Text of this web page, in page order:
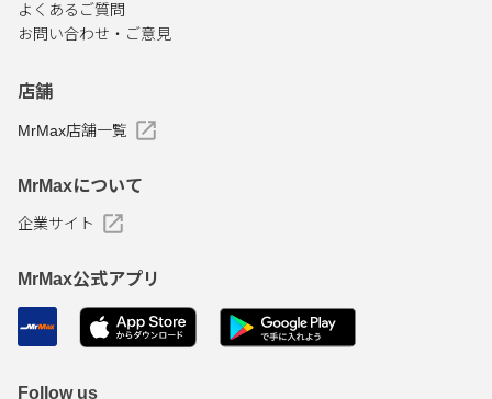
よくあるご質問
お問い合わせ・ご意見
店舗
MrMax店舗一覧
MrMaxについて
企業サイト
MrMax公式アプリ
Follow us